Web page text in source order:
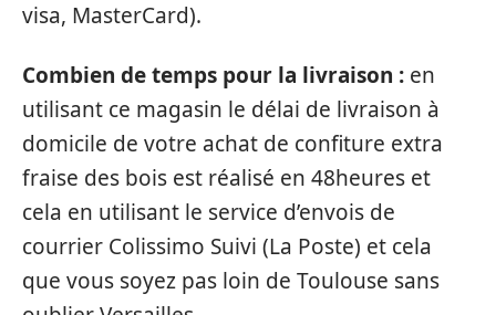
visa, MasterCard).
Combien de temps pour la livraison : en
utilisant ce magasin le délai de livraison à
domicile de votre achat de confiture extra
fraise des bois est réalisé en 48heures et
cela en utilisant le service d’envois de
courrier Colissimo Suivi (La Poste) et cela
que vous soyez pas loin de Toulouse sans